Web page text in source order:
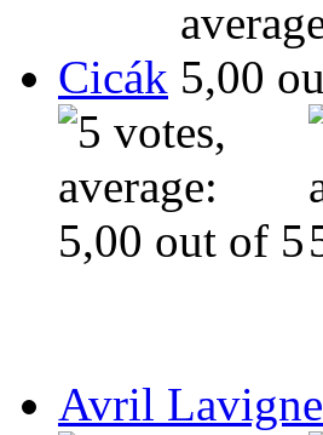
Cicák
Avril Lavigne